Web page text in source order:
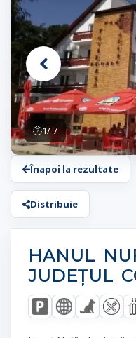
1/ 7
Înapoi la rezultate
Distribuie
HANUL
JUDEȚUL